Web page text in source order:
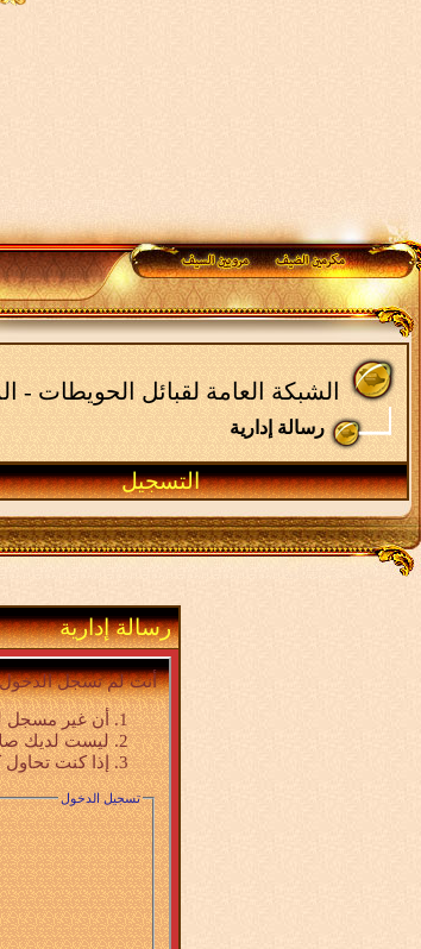
الشبكة العامة لقبائل الحويطات -
رسالة إدارية
التسجيل
رسالة إدارية
أنت لم تسجل الدخول
أن غير مسجل
ليست لديك
إذا كنت تحاول
تسجيل الدخول